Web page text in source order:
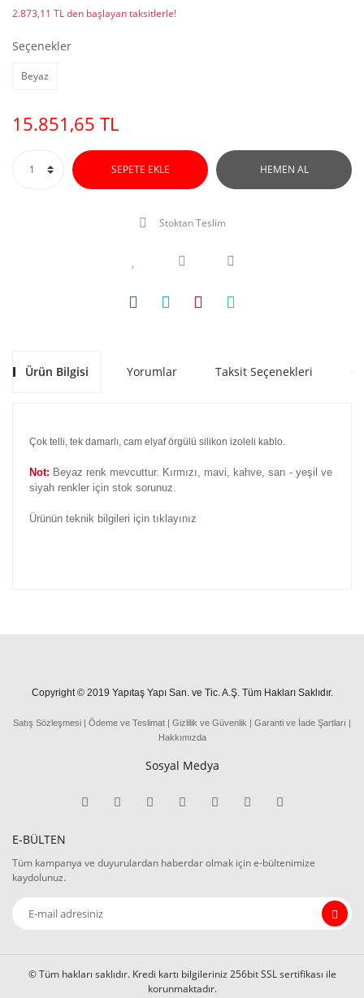
2.873,11 TL den başlayan taksitlerle!
Seçenekler
Beyaz
15.851,65 TL
SEPETE EKLE HEMEN AL
Stoktan Teslim
Ürün Bilgisi Yorumlar Taksit Seçenekleri
Çok telli, tek damarlı, cam elyaf örgülü silikon izoleli kablo.
Not: Beyaz renk mevcuttur. Kırmızı, mavi, kahve, sarı - yeşil ve
siyah renkler için stok sorunuz.
Ürünün teknik bilgileri için tıklayınız
Copyright © 2019 Yapıtaş Yapı San. ve Tic. A.Ş. Tüm Hakları Saklıdır.
Satış Sözleşmesi | Ödeme ve Teslimat | Gizlilik ve Güvenlik | Garanti ve İade Şartları |
Hakkımızda
Sosyal Medya
E-BÜLTEN
Tüm kampanya ve duyurulardan haberdar olmak için e-bültenimize
kaydolunuz.
© Tüm hakları saklıdır. Kredi kartı bilgileriniz 256bit SSL sertifikası ile
korunmaktadır.